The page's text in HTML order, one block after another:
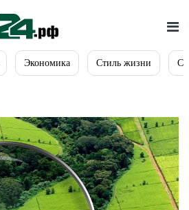
Экономика Стиль жизни